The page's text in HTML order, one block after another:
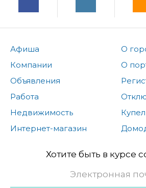
Афиша
Компании
Объявления
Работа
Недвижимость
Интернет-магазин
О
О
Хотите быть в курсе